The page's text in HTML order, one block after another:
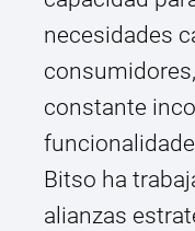
necesidades
constante
Bitso ha
alianzas